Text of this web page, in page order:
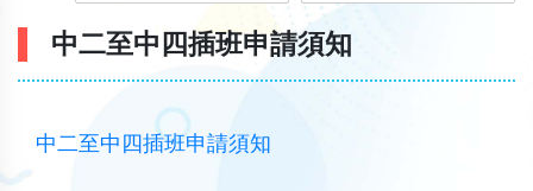
中二至中四插班申請須知
中二至中四插班申請須知